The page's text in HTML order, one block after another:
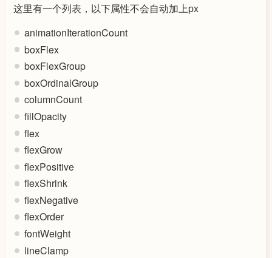
这里有一个列表，以下属性不会自动加上px
animationIterationCount
boxFlex
boxFlexGroup
boxOrdinalGroup
columnCount
fillOpacity
flex
flexGrow
flexPositive
flexShrink
flexNegative
flexOrder
fontWeight
lineClamp